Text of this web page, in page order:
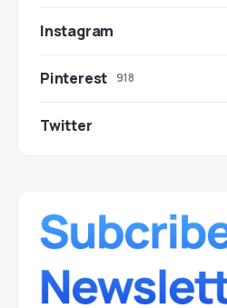
Instagram
Pinterest 918
Twitter